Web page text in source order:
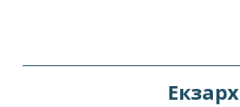
Екзарх